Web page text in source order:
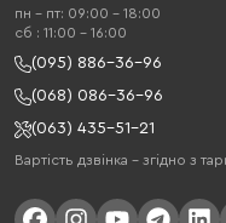
пн - пт: 09:00 - 18:00
cб : 11:00 - 16:00
(095) 886-36-96
(068) 086-36-96
(063) 435-51-21
Вартість дзвінка – згідно з